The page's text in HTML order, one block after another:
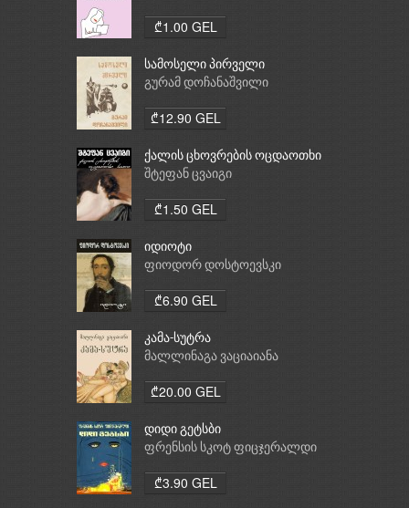
₾1.00 GEL
სამოსელი პირველი
გურამ დოჩანაშვილი
₾12.90 GEL
ქალის ცხოვრების ოცდაოთხი
საათი
შტეფან ცვაიგი
₾1.50 GEL
იდიოტი
ფიოდორ დოსტოევსკი
₾6.90 GEL
კამა-სუტრა
მალლინაგა ვაციაიანა
₾20.00 GEL
დიდი გეტსბი
ფრენსის სკოტ ფიცჯერალდი
₾3.90 GEL